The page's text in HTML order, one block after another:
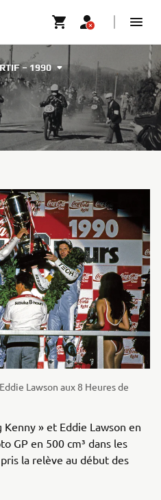
– 1990
Lawson aux 8 Heures de
» et Eddie Lawson en
GP en 500 cm³ dans les
la relève au début des